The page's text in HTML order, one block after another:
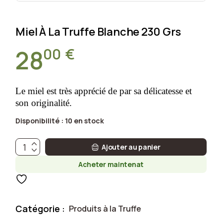
Miel À La Truffe Blanche 230 Grs
2800 €
Le miel est très apprécié de par sa délicatesse et
son originalité.
Disponibilité : 10 en stock
Miel à la truffe blanche 230 grs quantité
Ajouter au panier
Acheter maintenat
Catégorie : Produits à la Truffe